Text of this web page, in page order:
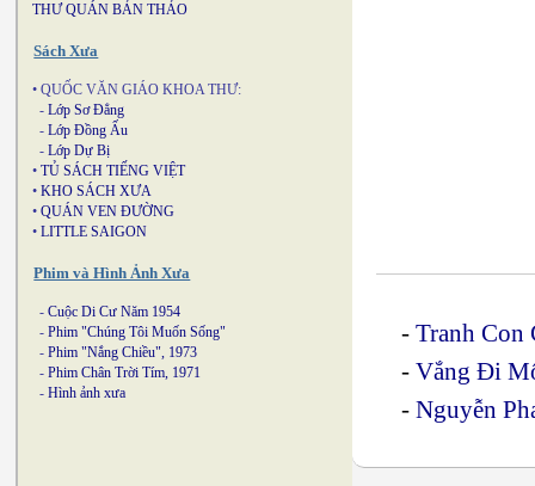
THƯ QUÁN BẢN THẢO
Sách Xưa
• QUỐC VĂN GIÁO KHOA THƯ:
- Lớp Sơ Đẳng
- Lớp Đồng Ấu
- Lớp Dự Bị
• TỦ SÁCH TIẾNG VIỆT
• KHO SÁCH XƯA
• QUÁN VEN ĐƯỜNG
• LITTLE SAIGON
Phim và Hình Ảnh Xưa
- Cuộc Di Cư Năm 1954
- Phim "Chúng Tôi Muốn Sống"
- Phim "Nắng Chiều", 1973
- Phim Chân Trời Tím, 1971
- Hình ảnh xưa
-Tranh Con
-Vắng Đi
-Nguyễn